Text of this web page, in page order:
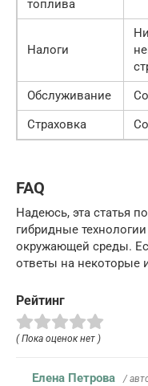
топлива
Налоги
Обслуживание
Страховка
FAQ
Надеюсь, эта статья
гибридные
окружающей среды.
ответы на некоторые
Рейтинг
( Пока оценок нет )
Елена Петрова /